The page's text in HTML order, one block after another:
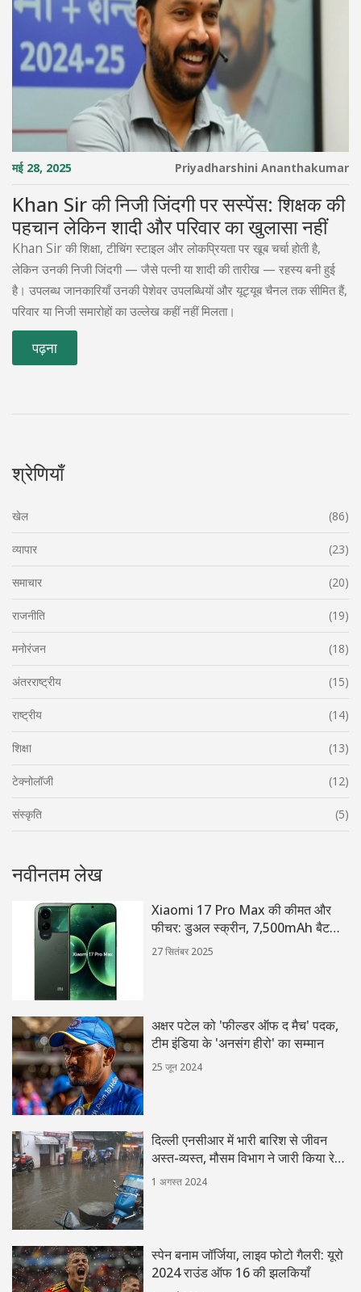
मई 28, 2025 Priyadharshini Ananthakumar
Khan Sir की निजी जिंदगी पर सस्पेंस: शिक्षक की
पहचान लेकिन शादी और परिवार का खुलासा नहीं
Khan Sir की शिक्षा, टीचिंग स्टाइल और लोकप्रियता पर खूब चर्चा होती है,
लेकिन उनकी निजी जिंदगी — जैसे पत्नी या शादी की तारीख — रहस्य बनी हुई
है। उपलब्ध जानकारियाँ उनकी पेशेवर उपलब्धियों और यूट्यूब चैनल तक सीमित हैं,
परिवार या निजी समारोहों का उल्लेख कहीं नहीं मिलता।
पढ़ना
श्रेणियाँ
खेल (86)
व्यापार (23)
समाचार (20)
राजनीति (19)
मनोरंजन (18)
अंतरराष्ट्रीय (15)
राष्ट्रीय (14)
शिक्षा (13)
टेक्नोलॉजी (12)
संस्कृति (5)
नवीनतम लेख
Xiaomi 17 Pro Max की कीमत और
फीचर: डुअल स्क्रीन, 7,500mAh बैटरी
और स्नैपड्रैगन 8 एलीट
27 सितंबर 2025
अक्षर पटेल को 'फील्डर ऑफ द मैच' पदक,
टीम इंडिया के 'अनसंग हीरो' का सम्मान
25 जून 2024
दिल्ली एनसीआर में भारी बारिश से जीवन
अस्त-व्यस्त, मौसम विभाग ने जारी किया रेड
अलर्ट
1 अगस्त 2024
स्पेन बनाम जॉर्जिया, लाइव फोटो गैलरी: यूरो
2024 राउंड ऑफ 16 की झलकियाँ